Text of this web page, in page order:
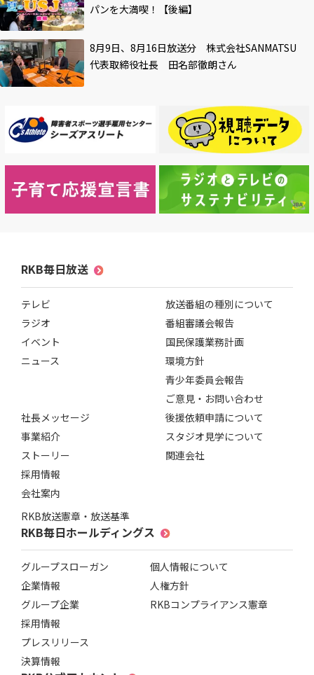
パンを大満喫！【後編】
8月9日、8月16日放送分 株式会社SANMATSU
代表取締役社長 田名部徹朗さん
RKB毎日放送
テレビ
ラジオ
イベント
ニュース
社長メッセージ
事業紹介
ストーリー
採用情報
会社案内
RKB放送憲章・放送基準
放送番組の種別について
番組審議会報告
国民保護業務計画
環境方針
青少年委員会報告
ご意見・お問い合わせ
後援依頼申請について
スタジオ見学について
関連会社
RKB毎日ホールディングス
グループスローガン
企業情報
グループ企業
採用情報
プレスリリース
決算情報
個人情報について
人権方針
RKBコンプライアンス憲章